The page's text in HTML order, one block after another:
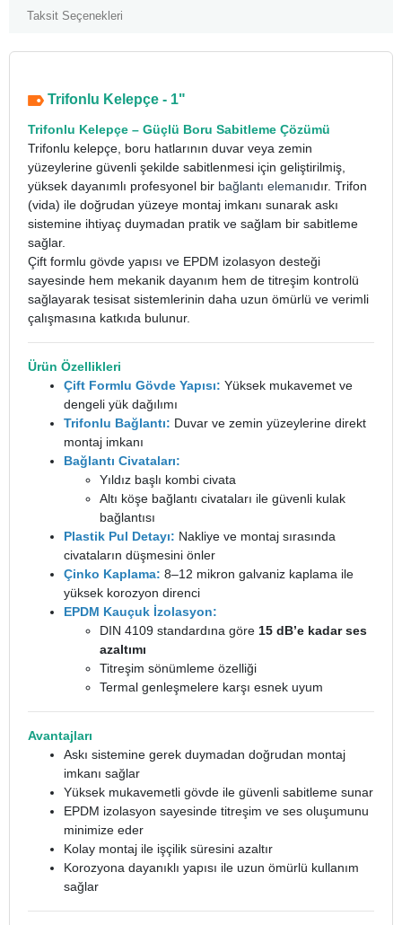
Taksit Seçenekleri
Trifonlu Kelepçe - 1"
Trifonlu Kelepçe – Güçlü Boru Sabitleme Çözümü
Trifonlu kelepçe, boru hatlarının duvar veya zemin
yüzeylerine güvenli şekilde sabitlenmesi için geliştirilmiş,
yüksek dayanımlı profesyonel bir bağlantı elemanıdır. Trifon
(vida) ile doğrudan yüzeye montaj imkanı sunarak askı
sistemine ihtiyaç duymadan pratik ve sağlam bir sabitleme
sağlar.
Çift formlu gövde yapısı ve EPDM izolasyon desteği
sayesinde hem mekanik dayanım hem de titreşim kontrolü
sağlayarak tesisat sistemlerinin daha uzun ömürlü ve verimli
çalışmasına katkıda bulunur.
Ürün Özellikleri
Çift Formlu Gövde Yapısı: Yüksek mukavemet ve
dengeli yük dağılımı
Trifonlu Bağlantı: Duvar ve zemin yüzeylerine direkt
montaj imkanı
Bağlantı Civataları:
Yıldız başlı kombi civata
Altı köşe bağlantı civataları ile güvenli kulak
bağlantısı
Plastik Pul Detayı: Nakliye ve montaj sırasında
civataların düşmesini önler
Çinko Kaplama: 8–12 mikron galvaniz kaplama ile
yüksek korozyon direnci
EPDM Kauçuk İzolasyon:
DIN 4109 standardına göre 15 dB’e kadar ses
azaltımı
Titreşim sönümleme özelliği
Termal genleşmelere karşı esnek uyum
Avantajları
Askı sistemine gerek duymadan doğrudan montaj
imkanı sağlar
Yüksek mukavemetli gövde ile güvenli sabitleme sunar
EPDM izolasyon sayesinde titreşim ve ses oluşumunu
minimize eder
Kolay montaj ile işçilik süresini azaltır
Korozyona dayanıklı yapısı ile uzun ömürlü kullanım
sağlar